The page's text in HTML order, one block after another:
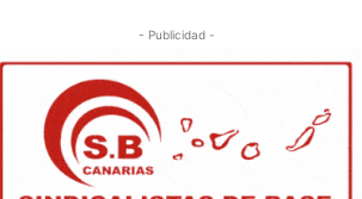
- Publicidad -